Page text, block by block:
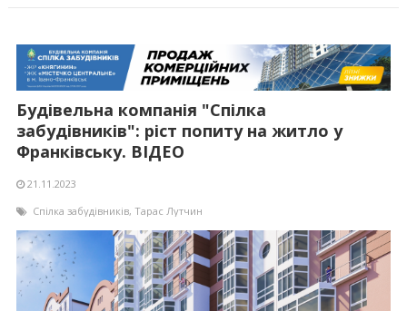
Будівельна компанія "Спілка
забудівників": ріст попиту на житло у
Франківську. ВІДЕО
21.11.2023
Спілка забудівників, Тарас Лутчин